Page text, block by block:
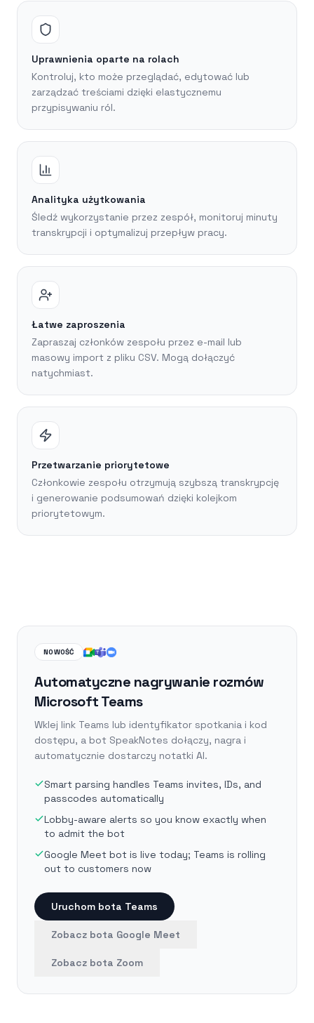
Uprawnienia oparte na rolach
Kontroluj, kto może przeglądać, edytować lub
zarządzać treściami dzięki elastycznemu
przypisywaniu ról.
Analityka użytkowania
Śledź wykorzystanie przez zespół, monitoruj minuty
transkrypcji i optymalizuj przepływ pracy.
Łatwe zaproszenia
Zapraszaj członków zespołu przez e-mail lub
masowy import z pliku CSV. Mogą dołączyć
natychmiast.
Przetwarzanie priorytetowe
Członkowie zespołu otrzymują szybszą transkrypcję
i generowanie podsumowań dzięki kolejkom
priorytetowym.
NOWOŚĆ
Automatyczne nagrywanie rozmów
Microsoft Teams
Wklej link Teams lub identyfikator spotkania i kod
dostępu, a bot SpeakNotes dołączy, nagra i
automatycznie dostarczy notatki AI.
Smart parsing handles Teams invites, IDs, and
passcodes automatically
Lobby-aware alerts so you know exactly when
to admit the bot
Google Meet bot is live today; Teams is rolling
out to customers now
Uruchom bota Teams
Zobacz bota Google Meet
Zobacz bota Zoom